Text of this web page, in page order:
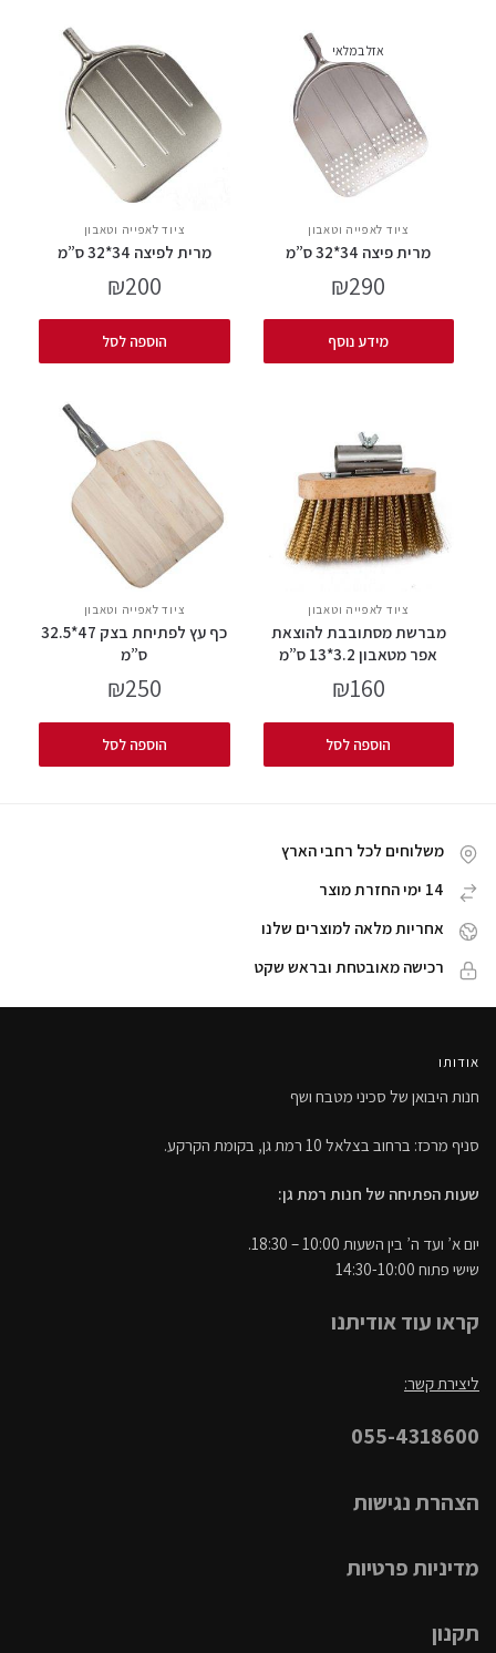
אזל במלאי
ציוד לאפייה וטאבון
מרית פיצה 34*32 ס”מ
₪290
מידע נוסף
ציוד לאפייה וטאבון
מרית לפיצה 34*32 ס”מ
₪200
הוספה לסל
ציוד לאפייה וטאבון
מברשת מסתובבת להוצאת
אפר מטאבון 3.2*13 ס”מ
₪160
הוספה לסל
ציוד לאפייה וטאבון
כף עץ לפתיחת בצק 47*32.5
ס”מ
₪250
הוספה לסל
משלוחים לכל רחבי הארץ
14 ימי החזרת מוצר
אחריות מלאה למוצרים שלנו
רכישה מאובטחת ובראש שקט
אודותו
חנות היבואן של סכיני מטבח ושף
סניף מרכז: ברחוב בצלאל 10 רמת גן, בקומת הקרקע.
שעות הפתיחה של חנות רמת גן:
יום א’ ועד ה’ בין השעות 10:00 – 18:30.
שישי פתוח 14:30-10:00
קראו עוד אודיתנו
ליצירת קשר:
055-4318600
הצהרת נגישות
מדיניות פרטיות
תקנון